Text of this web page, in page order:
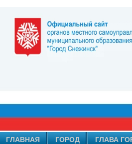
ГЛАВНАЯ ГОРОД ГЛАВА